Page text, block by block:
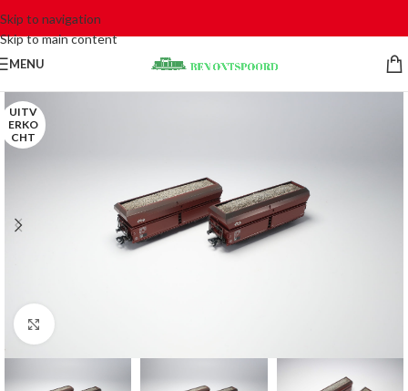
Skip to navigation
Skip to main content
MENU
UITV
ERKO
CHT